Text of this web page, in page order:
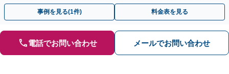
【事前予約で休日・夜間面談可】
事例を見る(1件) 料金表を見る
電話でお問い合わせ メールでお問い合わせ